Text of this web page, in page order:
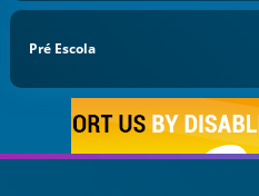
Pré Escola